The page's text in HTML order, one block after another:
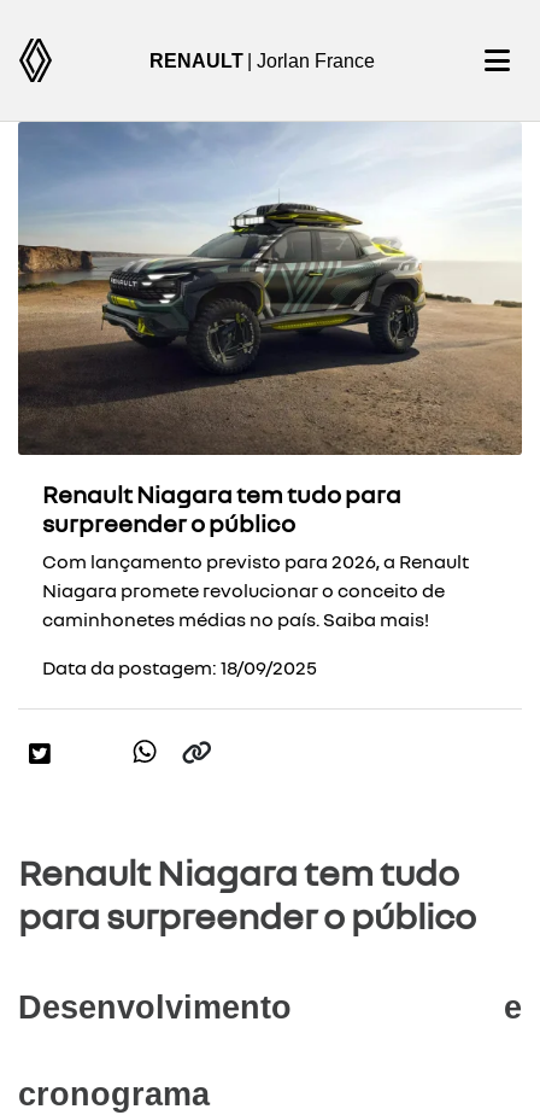
RENAULT | Jorlan France
Renault Niagara tem tudo para
surpreender o público
Com lançamento previsto para 2026, a Renault
Niagara promete revolucionar o conceito de
caminhonetes médias no país. Saiba mais!
Data da postagem: 18/09/2025
Renault Niagara tem tudo
para surpreender o público
Desenvolvimento e
cronograma